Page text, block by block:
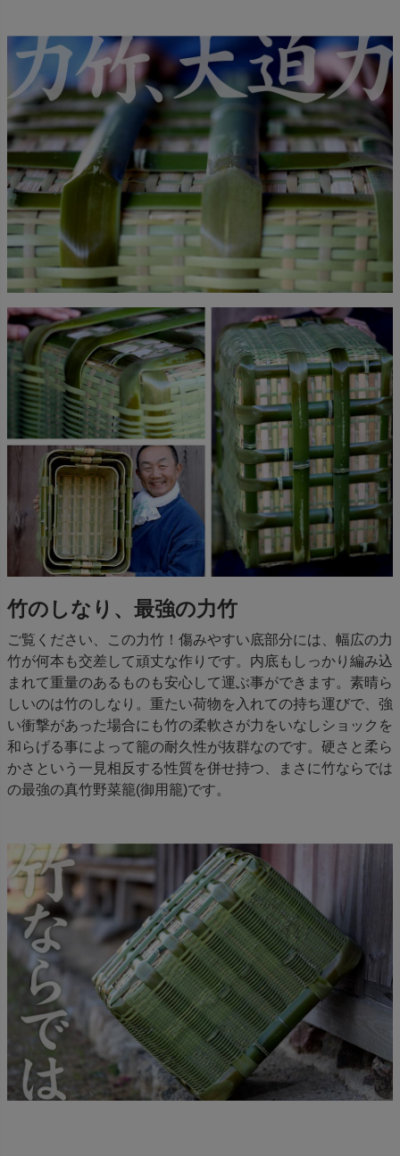
竹のしなり、最強の力竹
ご覧ください、この力竹！傷みやすい底部分には、幅広の力
竹が何本も交差して頑丈な作りです。内底もしっかり編み込
まれて重量のあるものも安心して運ぶ事ができます。素晴ら
しいのは竹のしなり。重たい荷物を入れての持ち運びで、強
い衝撃があった場合にも竹の柔軟さが力をいなしショックを
和らげる事によって籠の耐久性が抜群なのです。硬さと柔ら
かさという一見相反する性質を併せ持つ、まさに竹ならでは
の最強の真竹野菜籠(御用籠)です。